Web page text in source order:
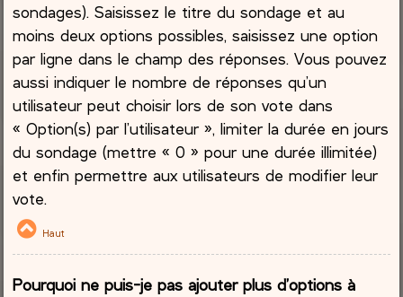
sondages). Saisissez le titre du sondage et au
moins deux options possibles, saisissez une option
par ligne dans le champ des réponses. Vous pouvez
aussi indiquer le nombre de réponses qu’un
utilisateur peut choisir lors de son vote dans
« Option(s) par l’utilisateur », limiter la durée en jours
du sondage (mettre « 0 » pour une durée illimitée)
et enfin permettre aux utilisateurs de modifier leur
vote.
Haut
Pourquoi ne puis-je pas ajouter plus d’options à